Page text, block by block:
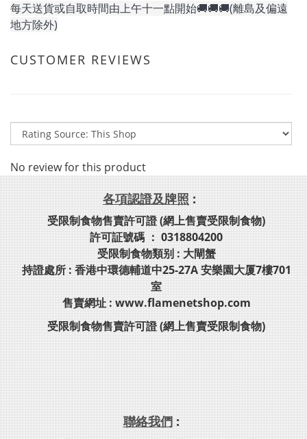
每天送貨或自取時間由上午十一點開始🚚🚚🚚(離島及偏遠
地方除外)
CUSTOMER REVIEWS
No review for this product
各項認證及牌照 :
受限制食物售賣許可證 (網上售賣受限制食物)
許可証號碼 ： 0318804200
受限制食物類别 : 大閘蟹
持證處所 : 香港中環德輔道中25-27A 安樂園大厦7樓701
室
售賣網址 : www.flamenetshop.com
受限制食物售賣許可證 (網上售賣受限制食物)
聯絡我們: